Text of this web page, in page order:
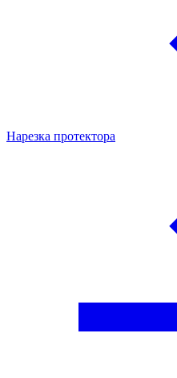
Нарезка протектора